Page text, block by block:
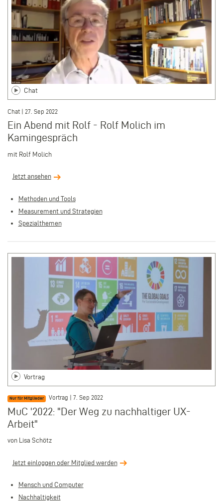
Chat
Chat | 27. Sep 2022
Ein Abend mit Rolf - Rolf Molich im
Kamingespräch
mit Rolf Molich
Jetzt ansehen
Methoden und Tools
Measurement und Strategien
Spezialthemen
Vortrag
Nur für Mitglieder Vortrag | 7. Sep 2022
MuC '2022: "Der Weg zu nachhaltiger UX-
Arbeit"
von Lisa Schötz
Jetzt einloggen oder Mitglied werden
Mensch und Computer
Nachhaltigkeit